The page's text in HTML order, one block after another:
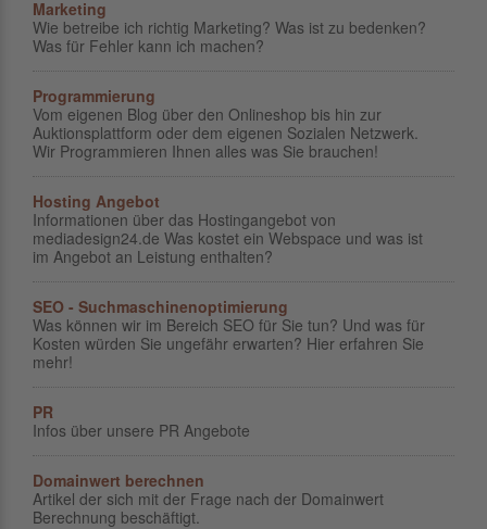
Marketing
Wie betreibe ich richtig Marketing? Was ist zu bedenken?
Was für Fehler kann ich machen?
Programmierung
Vom eigenen Blog über den Onlineshop bis hin zur
Auktionsplattform oder dem eigenen Sozialen Netzwerk.
Wir Programmieren Ihnen alles was Sie brauchen!
Hosting Angebot
Informationen über das Hostingangebot von
mediadesign24.de Was kostet ein Webspace und was ist
im Angebot an Leistung enthalten?
SEO - Suchmaschinenoptimierung
Was können wir im Bereich SEO für Sie tun? Und was für
Kosten würden Sie ungefähr erwarten? Hier erfahren Sie
mehr!
PR
Infos über unsere PR Angebote
Domainwert berechnen
Artikel der sich mit der Frage nach der Domainwert
Berechnung beschäftigt.